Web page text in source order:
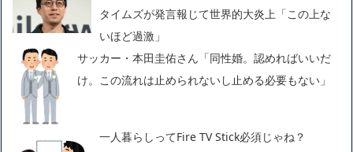
タイムズが発言報じて世界的大炎上「この上な
いほど過激」
サッカー・本田圭佑さん「同性婚。認めればいいだ
け。この流れは止められないし止める必要もない」
一人暮らしってFire TV Stick必須じゃね？